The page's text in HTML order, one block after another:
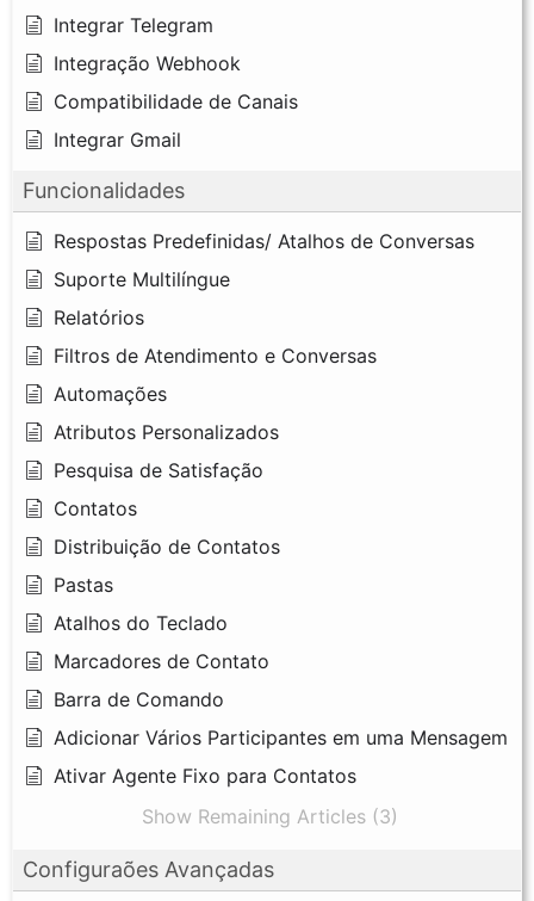
Integrar Telegram
Integração Webhook
Compatibilidade de Canais
Integrar Gmail
Funcionalidades
Respostas Predefinidas/ Atalhos de Conversas
Suporte Multilíngue
Relatórios
Filtros de Atendimento e Conversas
Automações
Atributos Personalizados
Pesquisa de Satisfação
Contatos
Distribuição de Contatos
Pastas
Atalhos do Teclado
Marcadores de Contato
Barra de Comando
Adicionar Vários Participantes em uma Mensagem
Ativar Agente Fixo para Contatos
Show Remaining Articles (3)
Configuraões Avançadas